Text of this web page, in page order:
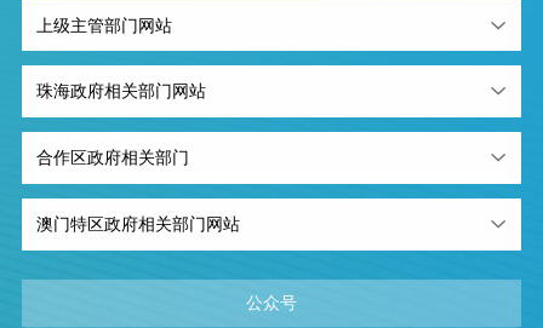
上级主管部门网站
珠海政府相关部门网站
合作区政府相关部门
澳门特区政府相关部门网站
公众号